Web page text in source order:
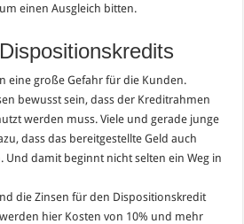
einen Ausgleich bitten.
eine große Gefahr für die Kunden.
bewusst sein, dass der Kreditrahmen
werden muss. Viele und gerade junge
dass das bereitgestellte Geld auch
Und damit beginnt nicht selten ein Weg in
die Zinsen für den Dispositionskredit
hier Kosten von 10% und mehr